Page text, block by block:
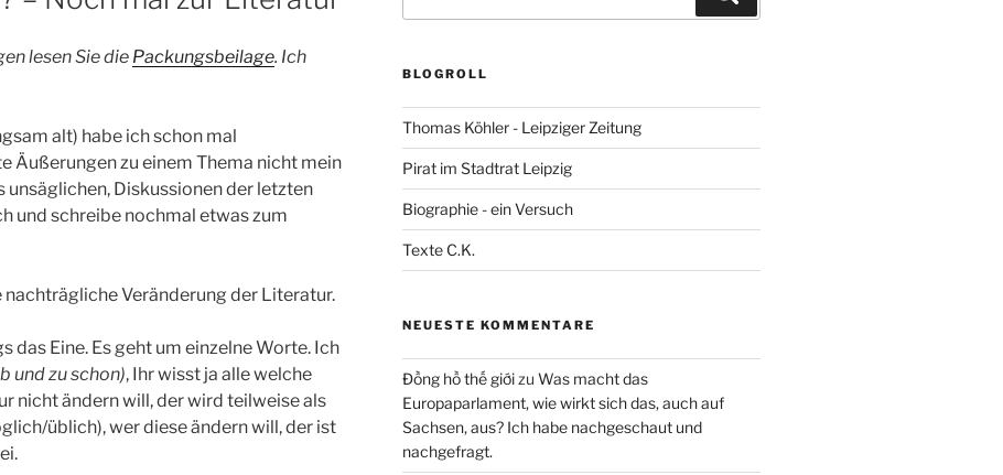
lesen Sie die Packungsbeilage. Ich
alt) habe ich schon mal
Äußerungen zu einem Thema nicht mein
unsäglichen, Diskussionen der letzten
und schreibe nochmal etwas zum
nachträgliche Veränderung der Literatur.
das Eine. Es geht um einzelne Worte. Ich
und zu schon), Ihr wisst ja alle welche
nicht ändern will, der wird teilweise als
üblich), wer diese ändern will, der ist
BLOGROLL
Thomas Köhler - Leipziger Zeitung
Pirat im Stadtrat Leipzig
Biographie - ein Versuch
Texte C.K.
NEUESTE KOMMENTARE
Đồng hồ thế giớizu Was macht das
Europaparlament, wie wirkt sich das, auch auf
Sachsen, aus? Ich habe nachgeschaut und
nachgefragt.